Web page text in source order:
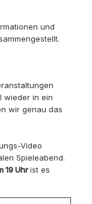
und
wieder in ein
wir genau das
Video
Spieleabend.
19 Uhrist es